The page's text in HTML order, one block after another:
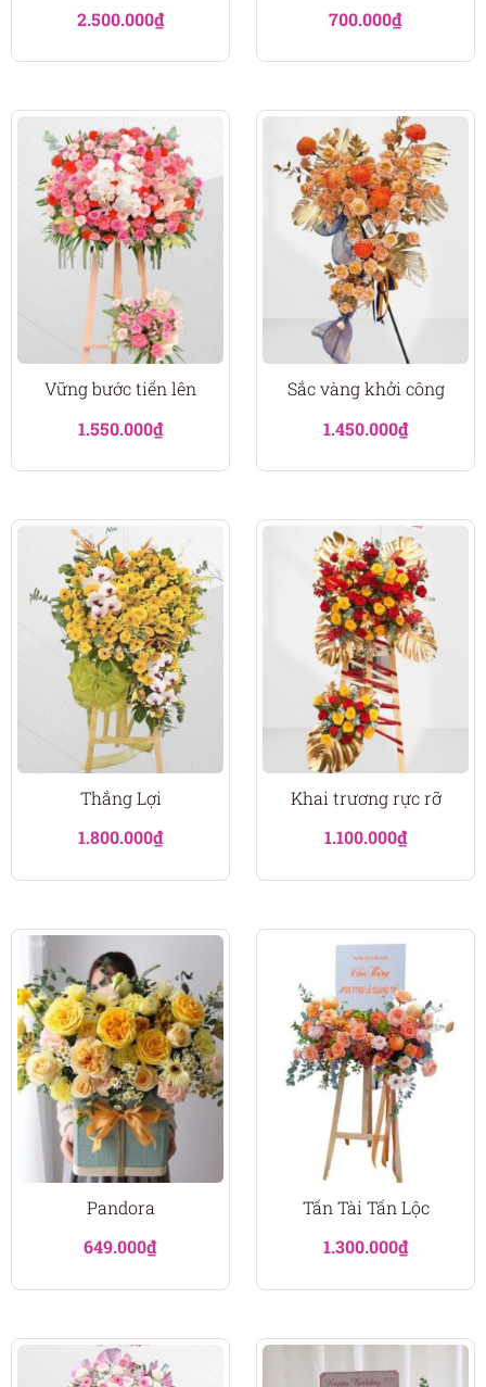
2.500.000₫
700.000₫
Vững bước tiến lên
1.550.000₫
Sắc vàng khởi công
1.450.000₫
Thắng Lợi
1.800.000₫
Khai trương rực rỡ
1.100.000₫
Pandora
649.000₫
Tấn Tài Tấn Lộc
1.300.000₫